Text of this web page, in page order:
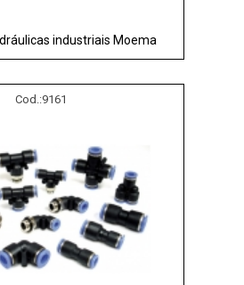
industriais Moema
Cod.:9161